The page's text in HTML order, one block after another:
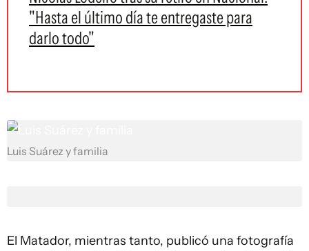
"Hasta el último día te entregaste para
darlo todo"
Luis Suárez y familia
El Matador, mientras tanto, publicó una fotografía